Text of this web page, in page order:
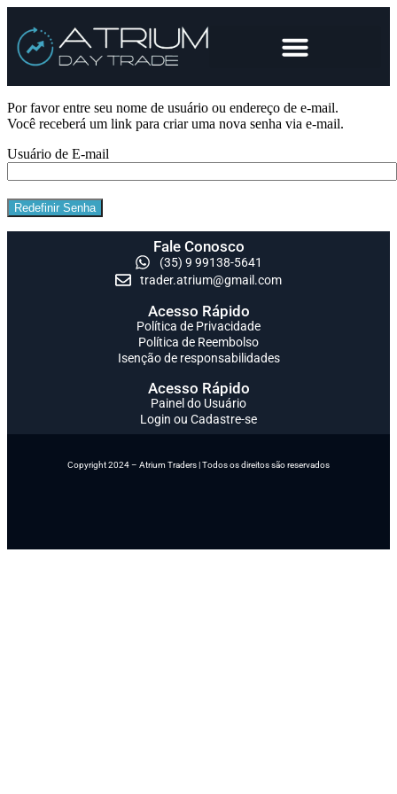
Por favor entre seu nome de usuário ou endereço de e-mail.
Você receberá um link para criar uma nova senha via e-mail.
Usuário de E-mail
Fale Conosco
(35) 9 99138-5641
trader.atrium@gmail.com
Acesso Rápido
Política de Privacidade
Política de Reembolso
Isenção de responsabilidades
Acesso Rápido
Painel do Usuário
Login ou Cadastre-se
Copyright 2024 – Atrium Traders | Todos os direitos são reservados